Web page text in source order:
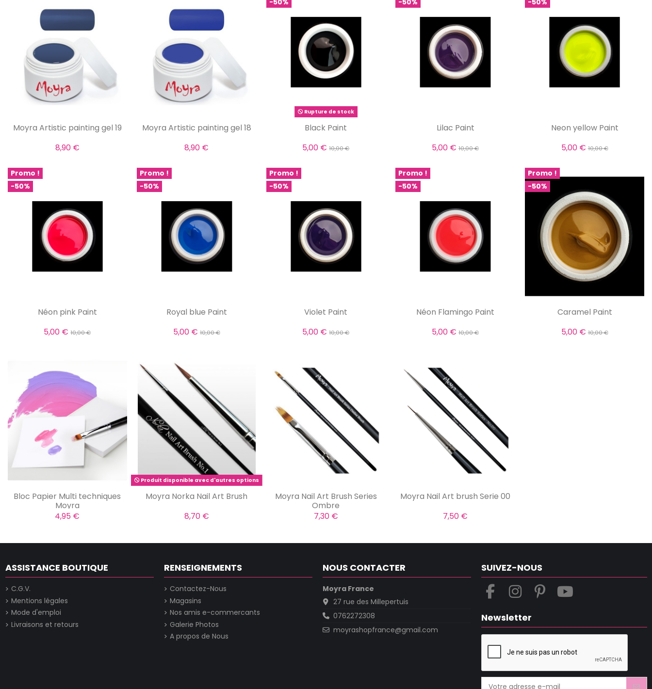
Moyra Artistic painting gel 19
8,90 €
Moyra Artistic painting gel 18
8,90 €
-50%
Rupture de stock
Black Paint
5,00 €10,00 €
-50%
Lilac Paint
5,00 €10,00 €
-50%
Neon yellow Paint
5,00 €10,00 €
Promo !
-50%
Néon pink Paint
5,00 €10,00 €
Promo !
-50%
Royal blue Paint
5,00 € 10,00 €
Promo !
-50%
Violet Paint
5,00 €10,00 €
Promo !
-50%
Néon Flamingo Paint
5,00 €10,00 €
Promo !
-50%
Caramel Paint
5,00 €10,00 €
Bloc Papier Multi techniques
Moyra
4,95 €
Produit disponible avec d'autres options
Moyra Norka Nail Art Brush
8,70 €
Moyra Nail Art Brush Series
Ombre
7,30 €
Moyra Nail Art brush Serie 00
7,50 €
ASSISTANCE BOUTIQUE
C.G.V.
Mentions légales
Mode d'emploi
Livraisons et retours
RENSEIGNEMENTS
Contactez-Nous
Magasins
Nos amis e-commercants
Galerie Photos
A propos de Nous
NOUS CONTACTER
Moyra France
27 rue des Millepertuis
0762272308
moyrashopfrance@gmail.com
SUIVEZ-NOUS
Newsletter